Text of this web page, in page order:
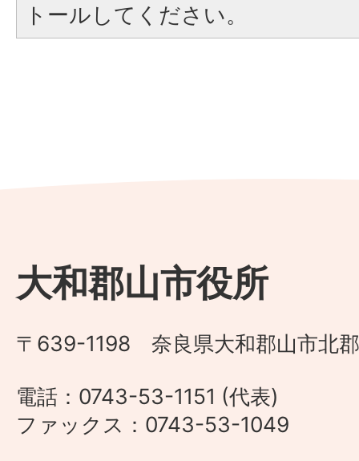
トールしてください。
大和郡山市役所
〒639-1198 奈良県大和郡山市北
電話：0743-53-1151 (代表)
ファックス：0743-53-1049